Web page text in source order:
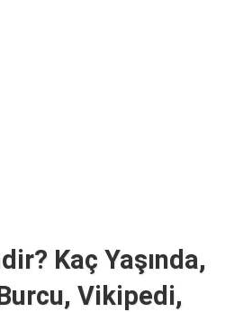
Kaç Yaşında,
Vikipedi,